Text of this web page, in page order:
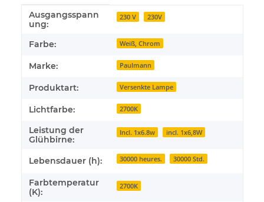
Produkteigenschaft
Wert
Ausgangsspann
ung:
230 V 230V
Farbe: Weiß, Chrom
Marke: Paulmann
Produktart: Versenkte Lampe
Lichtfarbe: 2700K
Leistung der
Glühbirne:
Incl. 1x6.8w incl. 1x6,8W
Lebensdauer (h): 30000 heures. 30000 Std.
Farbtemperatur
(K):
2700K